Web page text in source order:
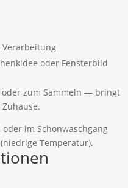
oder Fensterbild
oder zum Sammeln — bringt
im Schonwaschgang
Temperatur).